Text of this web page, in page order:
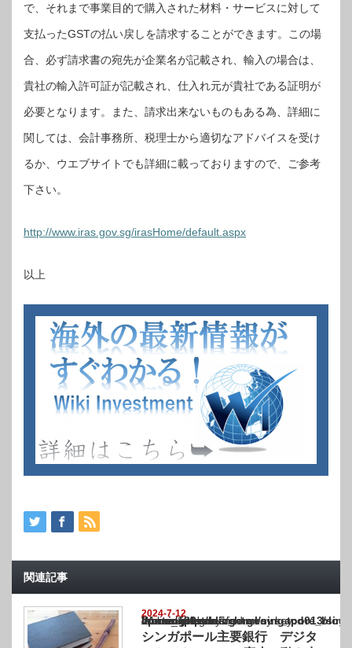
で、それまで事業目的で購入された材料・サービスに対して
支払ったGSTの払い戻しを請求することができます。この場
合、必ず請求書の宛先が企業名が記載され、輸入の場合は、
貴社の輸入許可証が記載され、仕入れ元が貴社である証明が
必要となります。また、請求出来ないものもある為、詳細に
関しては、会計事務所、税理士から適切なアドバイスを受け
るか、ウエブサイトでも詳細に載っておりますので、ご参考
下さい。
http://www.iras.gov.sg/irasHome/default.aspx
以上
関連記事
2024-7-12
Warning
: Undefined array key "show_category" in
/home/netst/kuno-cpa.co.jp/public_html/singapore_blog/wp-content/themes/
on line183
シンガポール主要銀行 デジタ